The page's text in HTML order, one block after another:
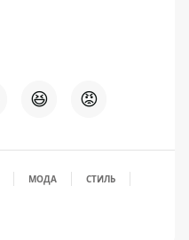
😆 😡
МОДА
СТИЛЬ